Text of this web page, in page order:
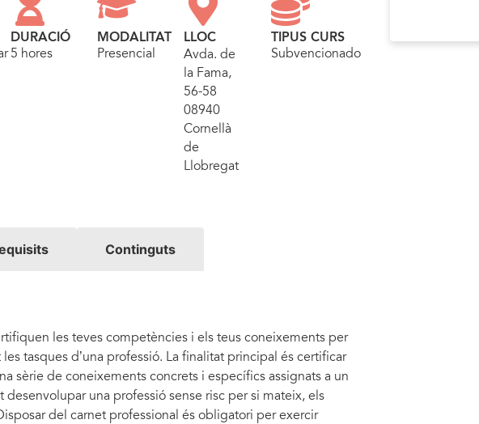
DURACIÓ
5 hores
MODALITAT
Presencial
LLOC
Avda. de
la Fama,
56-58
08940
Cornellà
de
Llobregat
TIPUS CURS
Subvencionado
Continguts
les teves competències i els teus coneixements per
tasques d’una professió. La finalitat principal és certificar
sèrie de coneixements concrets i específics assignats a un
una professió sense risc per si mateix, els
del carnet professional és obligatori per exercir